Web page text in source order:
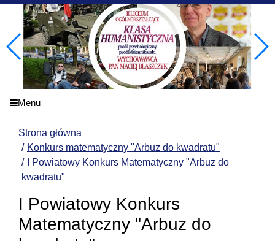
Menu
Strona główna
Konkurs matematyczny "Arbuz do kwadratu"
I Powiatowy Konkurs Matematyczny "Arbuz do
kwadratu"
I Powiatowy Konkurs
Matematyczny "Arbuz do